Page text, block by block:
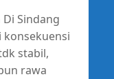
Di Sindang
konsekuensi
stabil,
rawa